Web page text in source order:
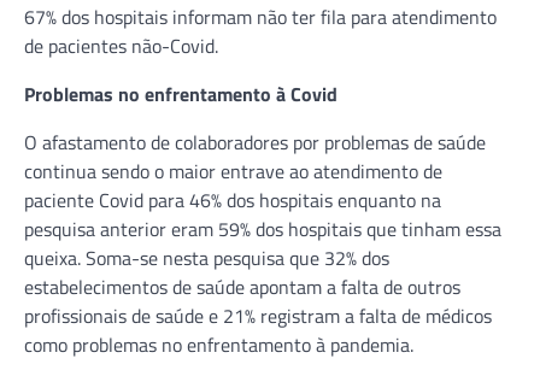
67% dos hospitais informam não ter fila para atendimento
de pacientes não-Covid.
Problemas no enfrentamento à Covid
O afastamento de colaboradores por problemas de saúde
continua sendo o maior entrave ao atendimento de
paciente Covid para 46% dos hospitais enquanto na
pesquisa anterior eram 59% dos hospitais que tinham essa
queixa. Soma-se nesta pesquisa que 32% dos
estabelecimentos de saúde apontam a falta de outros
profissionais de saúde e 21% registram a falta de médicos
como problemas no enfrentamento à pandemia.